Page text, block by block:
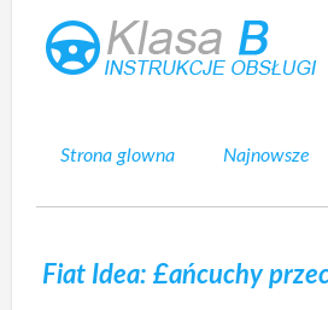
Strona glowna Najnowsze
Fiat Idea: £ańcuchy